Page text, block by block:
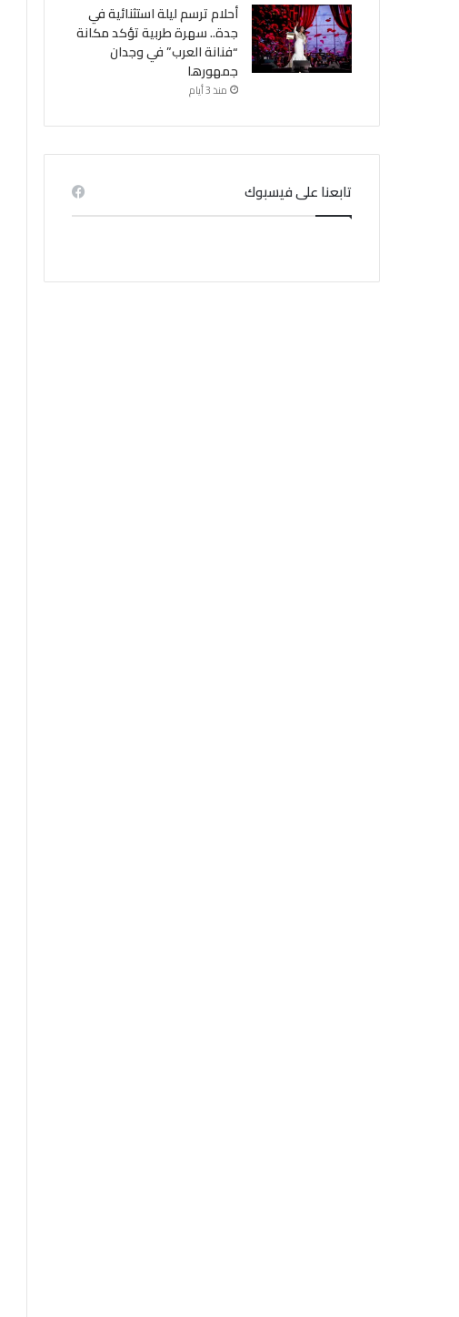
أحلام ترسم ليلة استثنائية في
جدة.. سهرة طربية تؤكد مكانة
“فنانة العرب” في وجدان
جمهورها
منذ 3 أيام
تابعنا على فيسبوك